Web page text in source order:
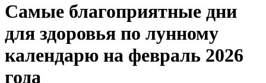
Самые благоприятные дни
для здоровья по лунному
календарю на февраль 2026
года